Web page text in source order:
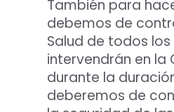
También para
debemos de
Salud de todos
intervendrán en la
durante la
deberemos de